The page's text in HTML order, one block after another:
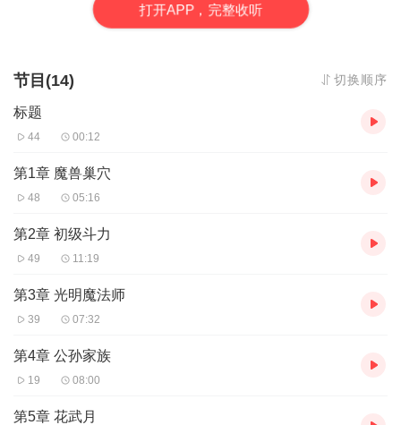
打开APP，完整收听
节目(14) 切换顺序
标题
44 00:12
第1章 魔兽巢穴
48 05:16
第2章 初级斗力
49 11:19
第3章 光明魔法师
39 07:32
第4章 公孙家族
19 08:00
第5章 花武月